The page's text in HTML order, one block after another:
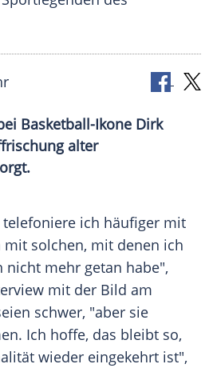
Basketball-Ikone Dirk
alter
telefoniere ich häufiger mit
mit solchen, mit denen ich
nicht mehr getan habe",
mit der Bild am
schwer, "aber sie
Ich hoffe, das bleibt so,
wieder eingekehrt ist",